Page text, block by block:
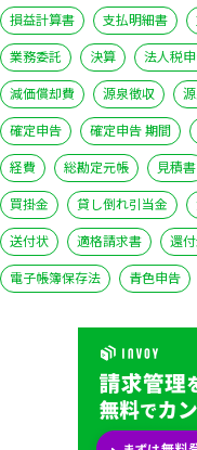
損益計算書
支払明細書
業務委託
決算 法人税
減価償却費
源泉徴収
確定申告
確定申告 期間
経費
総勘定元帳 見積書
買掛金
貸し倒れ引当金
送付状
適格請求書 還
電子帳簿保存法
青色申告